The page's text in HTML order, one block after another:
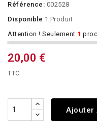
Référence: 002528
Disponible 1 Produit
Attention ! Seulement 1
20,00 €
TTC
Ajouter